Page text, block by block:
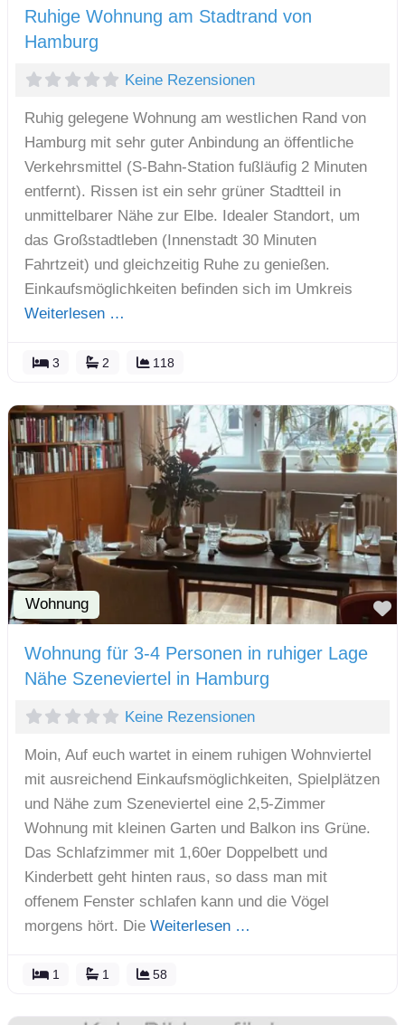
Ruhige Wohnung am Stadtrand von
Hamburg
Keine Rezensionen
Ruhig gelegene Wohnung am westlichen Rand von
Hamburg mit sehr guter Anbindung an öffentliche
Verkehrsmittel (S-Bahn-Station fußläufig 2 Minuten
entfernt). Rissen ist ein sehr grüner Stadtteil in
unmittelbarer Nähe zur Elbe. Idealer Standort, um
das Großstadtleben (Innenstadt 30 Minuten
Fahrtzeit) und gleichzeitig Ruhe zu genießen.
Einkaufsmöglichkeiten befinden sich im Umkreis
Weiterlesen …
3 2 118
Wohnung
Wohnung für 3-4 Personen in ruhiger Lage
Nähe Szeneviertel in Hamburg
Keine Rezensionen
Moin, Auf euch wartet in einem ruhigen Wohnviertel
mit ausreichend Einkaufsmöglichkeiten, Spielplätzen
und Nähe zum Szeneviertel eine 2,5-Zimmer
Wohnung mit kleinen Garten und Balkon ins Grüne.
Das Schlafzimmer mit 1,60er Doppelbett und
Kinderbett geht hinten raus, so dass man mit
offenem Fenster schlafen kann und die Vögel
morgens hört. Die Weiterlesen …
1 1 58